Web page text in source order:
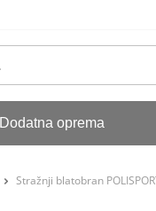
Dodatna oprema
Stražnji blatobran